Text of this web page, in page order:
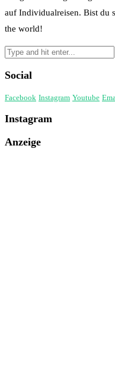
auf Individualreisen. Bist du
the world!
Social
Facebook Instagram Youtube
Instagram
Anzeige